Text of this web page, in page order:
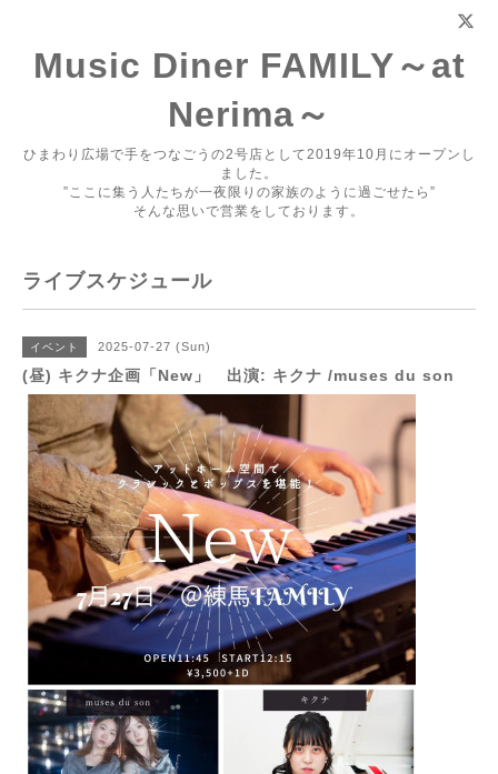
Music Diner FAMILY～at
Nerima～
ひまわり広場で手をつなごうの2号店として2019年10月にオープンし
ました。
”ここに集う人たちが一夜限りの家族のように過ごせたら”
そんな思いで営業をしております。
ライブスケジュール
イベント 2025-07-27 (Sun)
(昼) キクナ企画「New」 出演: キクナ /muses du son